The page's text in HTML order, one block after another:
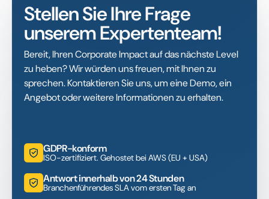
Stellen Sie Ihre Frage
unserem Expertenteam!
Bereit, Ihren Corporate Impact auf das nächste Level
zu heben? Wir würden uns freuen, mit Ihnen zu
sprechen. Kontaktieren Sie uns, um eine Demo, ein
Angebot oder weitere Informationen zu erhalten.
GDPR-konform
ISO-zertifiziert. Gehostet bei AWS (EU + USA)
Antwort innerhalb von 24 Stunden
Branchenführendes SLA vom ersten Tag an